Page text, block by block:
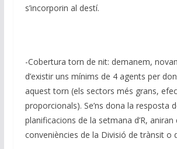
s’incorporin al destí.
-Cobertura torn de nit: demanem,
d’existir uns mínims de 4 agents per
aquest torn (els sectors més grans,
proporcionals). Se’ns dona la resposta
planificacions de la setmana d’R,
conveniències de la Divisió de trànsit o